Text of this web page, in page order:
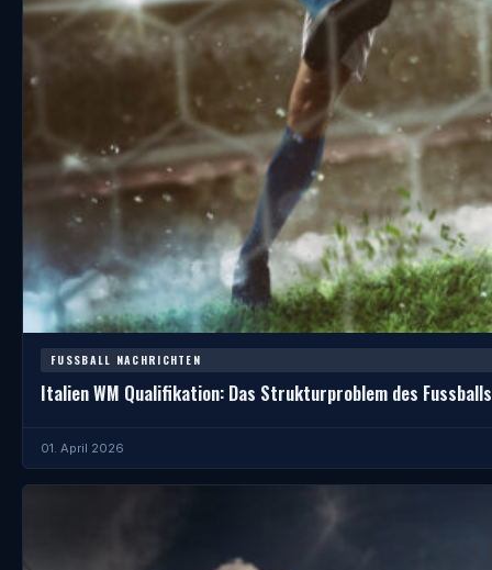
FUSSBALL NACHRICHTEN
Italien WM Qualifikation: Das Strukturproblem des Fussballs
01. April 2026